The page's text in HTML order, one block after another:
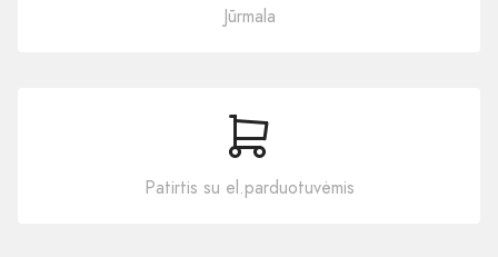
Jūrmala
Patirtis su el.parduotuvėmis